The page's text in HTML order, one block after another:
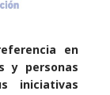
en
y personas
iniciativas